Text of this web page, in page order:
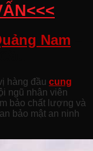
Nam
hàng đầu cung
ngũ nhân viên
bảo chất lượng và
bảo mật an ninh